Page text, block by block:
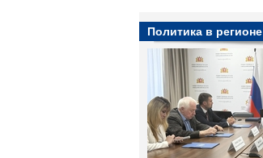
Политика в регионе